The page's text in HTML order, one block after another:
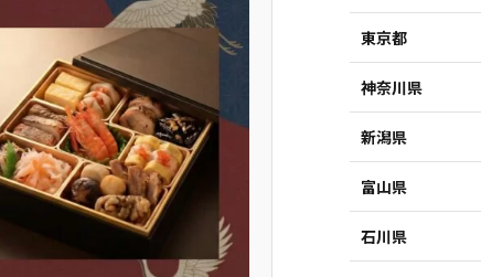
東京都
神奈川県
新潟県
富山県
石川県